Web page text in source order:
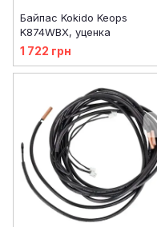
Байпас Kokido Keops
K874WBX, уценка
1 722 грн